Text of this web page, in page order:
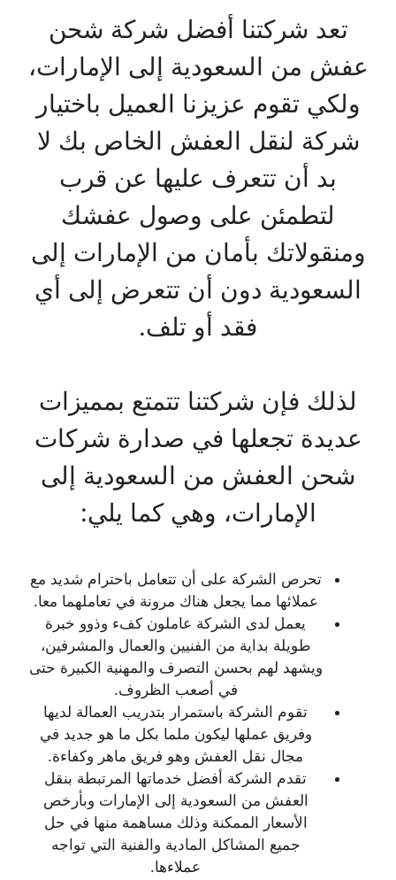
تعد شركتنا أفضل شركة شحن
عفش من السعودية إلى الإمارات،
ولكي تقوم عزيزنا العميل باختيار
شركة لنقل العفش الخاص بك لا
بد أن تتعرف عليها عن قرب
لتطمئن على وصول عفشك
ومنقولاتك بأمان من الإمارات إلى
السعودية دون أن تتعرض إلى أي
فقد أو تلف.
لذلك فإن شركتنا تتمتع بمميزات
عديدة تجعلها في صدارة شركات
شحن العفش من السعودية إلى
الإمارات، وهي كما يلي:
تحرص الشركة على أن تتعامل باحترام شديد مع
عملائها مما يجعل هناك مرونة في تعاملهما معا.
يعمل لدى الشركة عاملون كفء وذوو خبرة
طويلة بداية من الفنيين والعمال والمشرفين،
ويشهد لهم بحسن التصرف والمهنية الكبيرة حتى
في أصعب الظروف.
تقوم الشركة باستمرار بتدريب العمالة لديها
وفريق عملها ليكون ملما بكل ما هو جديد في
مجال نقل العفش وهو فريق ماهر وكفاءة.
تقدم الشركة أفضل خدماتها المرتبطة بنقل
العفش من السعودية إلى الإمارات وبأرخص
الأسعار الممكنة وذلك مساهمة منها في حل
جميع المشاكل المادية والفنية التي تواجه
عملاءها.